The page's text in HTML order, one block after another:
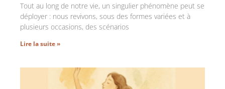
Tout au long de notre vie, un singulier phénomène peut se
déployer : nous revivons, sous des formes variées et à
plusieurs occasions, des scénarios
Lire la suite »